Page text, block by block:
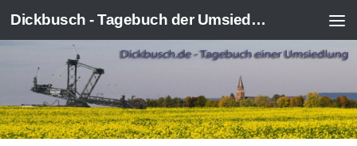
Zum Inhalt springen Dickbusch - Tagebuch der Umsiedlung von Kerpen-Manheim